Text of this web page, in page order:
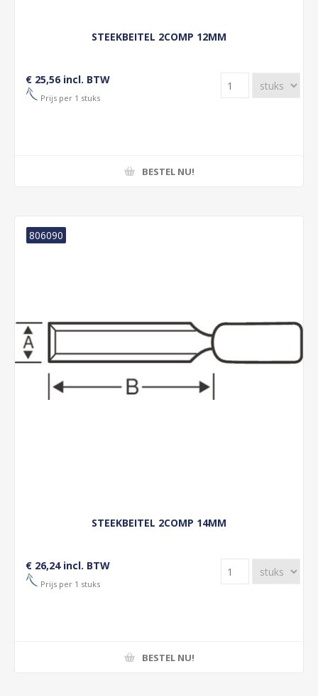
STEEKBEITEL 2COMP 12MM
€ 25,56 incl. BTW
Prijs per 1 stuks
BESTEL NU!
STEEKBEITEL 2COMP 14MM
806090
€ 26,24 incl. BTW
Prijs per 1 stuks
BESTEL NU!